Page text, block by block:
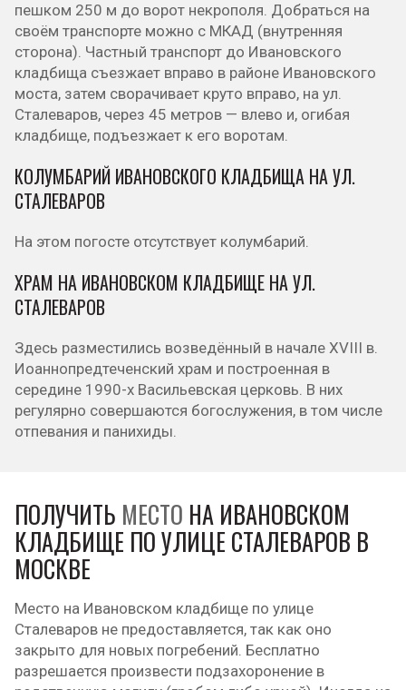
пешком 250 м до ворот некрополя. Добраться на
своём транспорте можно с МКАД (внутренняя
сторона). Частный транспорт до Ивановского
кладбища съезжает вправо в районе Ивановского
моста, затем сворачивает круто вправо, на ул.
Сталеваров, через 45 метров — влево и, огибая
кладбище, подъезжает к его воротам.
КОЛУМБАРИЙ ИВАНОВСКОГО КЛАДБИЩА НА УЛ.
СТАЛЕВАРОВ
На этом погосте отсутствует колумбарий.
ХРАМ НА ИВАНОВСКОМ КЛАДБИЩЕ НА УЛ.
СТАЛЕВАРОВ
Здесь разместились возведённый в начале XVIII в.
Иоаннопредтеченский храм и построенная в
середине 1990-х Васильевская церковь. В них
регулярно совершаются богослужения, в том числе
отпевания и панихиды.
ПОЛУЧИТЬ МЕСТО НА ИВАНОВСКОМ
КЛАДБИЩЕ ПО УЛИЦЕ СТАЛЕВАРОВ В
МОСКВЕ
Место на Ивановском кладбище по улице
Сталеваров не предоставляется, так как оно
закрыто для новых погребений. Бесплатно
разрешается произвести подзахоронение в